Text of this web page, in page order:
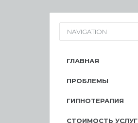
NAVIGATION
ГЛАВНАЯ
ПРОБЛЕМЫ
ГИПНОТЕРАПИЯ
СТОИМОСТЬ УСЛУГ